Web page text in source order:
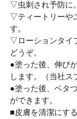
▽虫刺され予防に
▽ティートリーや
す。
▽ローションタイ
どうぞ。
●塗った後、伸び
します。（当社ス
●塗った後、ベタ
ができます。
■皮膚を清潔にす